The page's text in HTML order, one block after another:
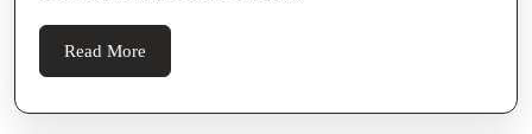
Kultur
Bereichert
und
Emotionen
Read More
More